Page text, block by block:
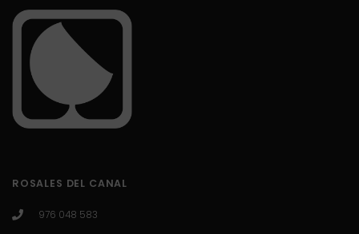
ROSALES DEL CANAL
976 048 583